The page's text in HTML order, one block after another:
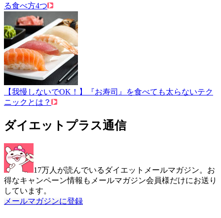
る食べ方4つ
【我慢しないでOK！】『お寿司』を食べても太らないテク
ニックとは？
ダイエットプラス通信
17万人が読んでいるダイエットメールマガジン。お
得なキャンペーン情報もメールマガジン会員様だけにお送り
しています。
メールマガジンに登録